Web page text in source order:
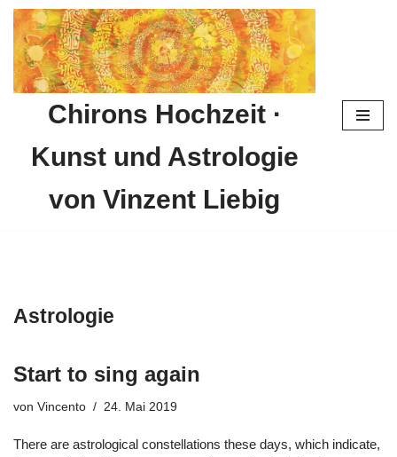
Zum
Inhalt
springen
Chirons Hochzeit ·
Kunst und Astrologie
von Vinzent Liebig
Astrologie
Start to sing again
von Vincento 24. Mai 2019
There are astrological constellations these days, which indicate,